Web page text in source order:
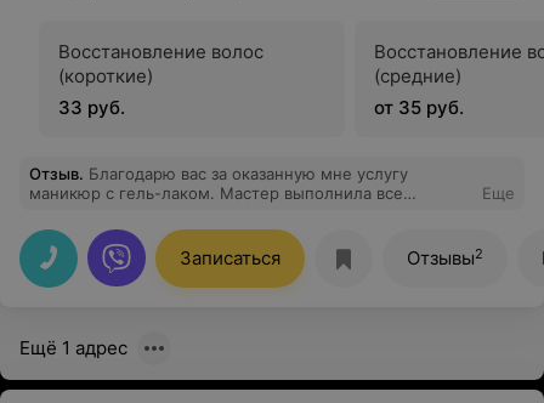
Восстановление волос
(короткие)
33 руб.
Восстановление
(средние)
от 35 руб.
Отзыв. Благодарю вас за оказанную мне услугу
маникюр с гель-лаком. Мастер выполнила все
помогли определиться с цветом лака. Теперь я рада и
любуюсь своими красивыми ногтями.
Еще
Записаться Отзывы2
Ещё 1 адрес